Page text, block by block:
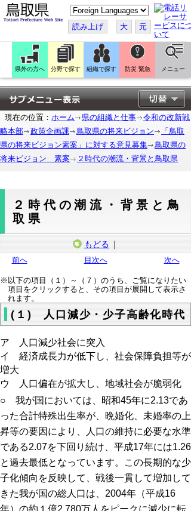
こ
の
ペ
ー
ジ
翻
訳
す
る
読み上げ 大 元
県外の方へ 分野で探す 組織で探す 防災 緊急 メニュー
現在の位置： ホーム 県の組織と仕事
令和の改新戦
略本部
政策企画課 鳥取県の将来ビジョン
「鳥取
県の将来ビジョン素案」に対する意見募集
鳥取県の
将来ビジョン 素案
２時代の潮流・背景と鳥取県
２時代の潮流・背景と鳥
取県
もどる ｜
前へ 目次へ 次へ
※以下の項目（１）～（７）のうち、ご覧になりたい
項目をクリックすると、その項目が展開して表示さ
れます。
(１) 人口減少・少子高齢化時代
ア 人口減少社会に突入
イ 経済成長力が低下し、社会保障負担等が
増大
ウ 人口偏在が拡大し、地域社会が脆弱化
○ 我が国においては、昭和45年に2.13であ
った合計特殊出生率が、晩婚化、未婚率の上
昇等の要因により、人口の維持に必要な水準
である2.07を下回り続け、平成17年には1.26
と過去最低となっています。この長期的な少
子化傾向を反映して、戦後一貫して増加して
きた我が国の総人口は、2004年（平成16
年）の約１億2,780万人をピークに減少に転